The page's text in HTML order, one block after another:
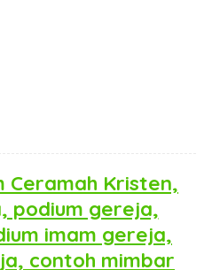
Ceramah Kristen,
podium gereja,
imam gereja,
contoh mimbar